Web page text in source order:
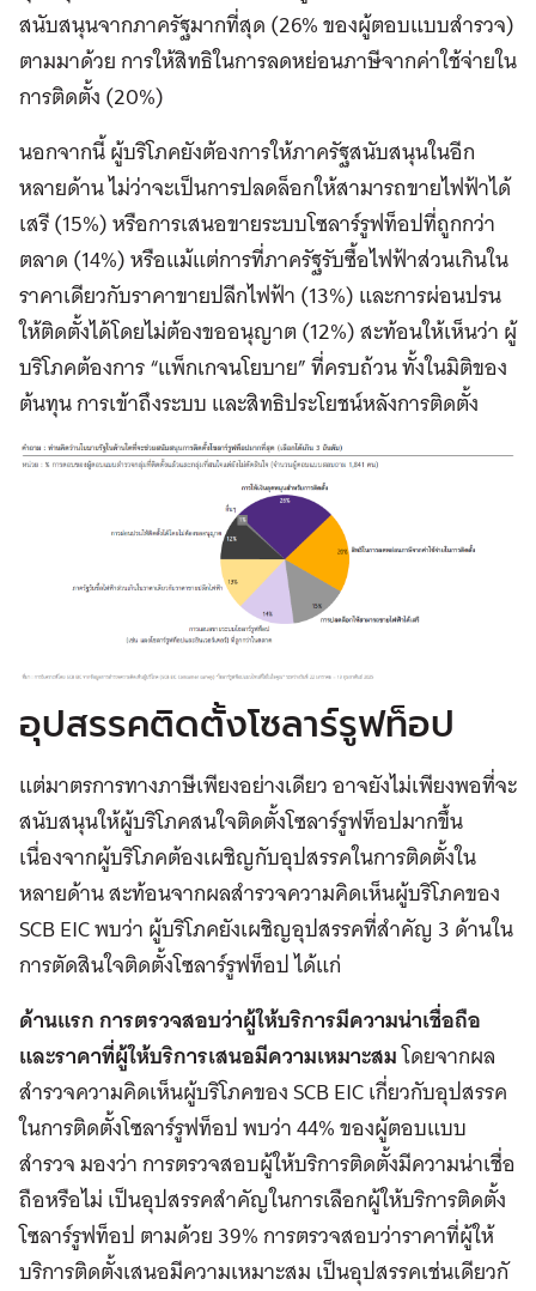
สนับสนุนจากภาครัฐมากที่สุด (26% ของผู้ตอบแบบสำรวจ)
ตามมาด้วย การให้สิทธิในการลดหย่อนภาษีจากค่าใช้จ่ายใน
การติดตั้ง (20%)
นอกจากนี้ ผู้บริโภคยังต้องการให้ภาครัฐสนับสนุนในอีก
หลายด้าน ไม่ว่าจะเป็นการปลดล็อกให้สามารถขายไฟฟ้าได้
เสรี (15%) หรือการเสนอขายระบบโซลาร์รูฟท็อปที่ถูกกว่า
ตลาด (14%) หรือแม้แต่การที่ภาครัฐรับซื้อไฟฟ้าส่วนเกินใน
ราคาเดียวกับราคาขายปลีกไฟฟ้า (13%) และการผ่อนปรน
ให้ติดตั้งได้โดยไม่ต้องขออนุญาต (12%) สะท้อนให้เห็นว่า ผู้
บริโภคต้องการ “แพ็กเกจนโยบาย” ที่ครบถ้วน ทั้งในมิติของ
ต้นทุน การเข้าถึงระบบ และสิทธิประโยชน์หลังการติดตั้ง
อุปสรรคติดตั้งโซลาร์รูฟท็อป
แต่มาตรการทางภาษีเพียงอย่างเดียว อาจยังไม่เพียงพอที่จะ
สนับสนุนให้ผู้บริโภคสนใจติดตั้งโซลาร์รูฟท็อปมากขึ้น
เนื่องจากผู้บริโภคต้องเผชิญกับอุปสรรคในการติดตั้งใน
หลายด้าน สะท้อนจากผลสำรวจความคิดเห็นผู้บริโภคของ
SCB EIC พบว่า ผู้บริโภคยังเผชิญอุปสรรคที่สำคัญ 3 ด้านใน
การตัดสินใจติดตั้งโซลาร์รูฟท็อป ได้แก่
ด้านแรก การตรวจสอบว่าผู้ให้บริการมีความน่าเชื่อถือ
และราคาที่ผู้ให้บริการเสนอมีความเหมาะสมโดยจากผล
สำรวจความคิดเห็นผู้บริโภคของ SCB EIC เกี่ยวกับอุปสรรค
ในการติดตั้งโซลาร์รูฟท็อป พบว่า 44% ของผู้ตอบแบบ
สำรวจ มองว่า การตรวจสอบผู้ให้บริการติดตั้งมีความน่าเชื่อ
ถือหรือไม่ เป็นอุปสรรคสำคัญในการเลือกผู้ให้บริการติดตั้ง
โซลาร์รูฟท็อป ตามด้วย 39% การตรวจสอบว่าราคาที่ผู้ให้
บริการติดตั้งเสนอมีความเหมาะสม เป็นอุปสรรคเช่นเดียวกั